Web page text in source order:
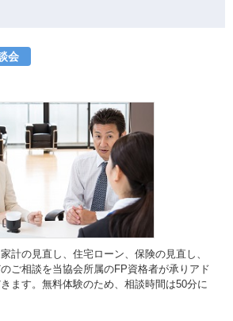
会
計の見直し、住宅ローン、保険の見直し、
ご相談を当協会所属のFP資格者が承りアド
ます。無料体験のため、相談時間は50分に